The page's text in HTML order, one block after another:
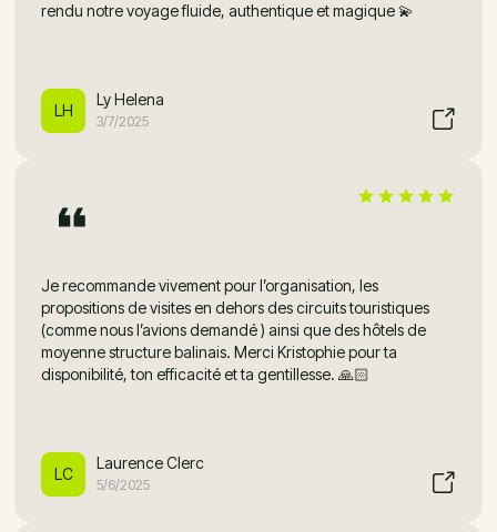
rendu notre voyage fluide, authentique et magique 💫
LH
Ly Helena
3/7/2025
Je recommande vivement pour l’organisation, les
propositions de visites en dehors des circuits touristiques
(comme nous l’avions demandé ) ainsi que des hôtels de
moyenne structure balinais. Merci Kristophie pour ta
disponibilité, ton efficacité et ta gentillesse. 🙏🏻
LC
Laurence Clerc
5/6/2025